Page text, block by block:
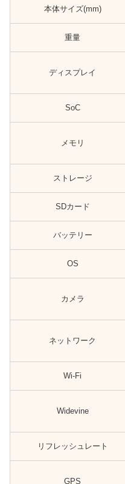
本体サイズ(mm)
重量
ディスプレイ
SoC
メモリ
ストレージ
SDカード
バッテリー
OS
カメラ
ネットワーク
Wi-Fi
Widevine
リフレッシュレート
GPS